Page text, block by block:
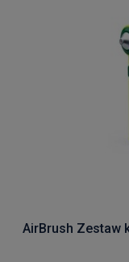
AirBrush Zestaw